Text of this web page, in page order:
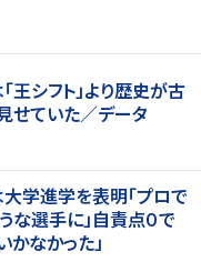
王シフト」より歴史が古
ていた／データ
学進学を表明「プロで
な選手に」自責点０で
かなかった」